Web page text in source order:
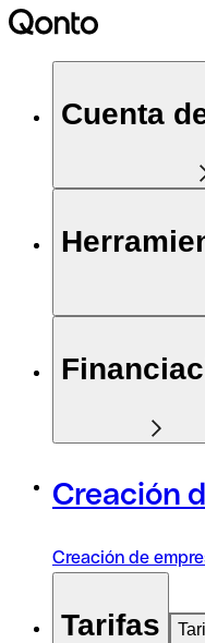
Cuenta
Creación
Creación de
Tarifas